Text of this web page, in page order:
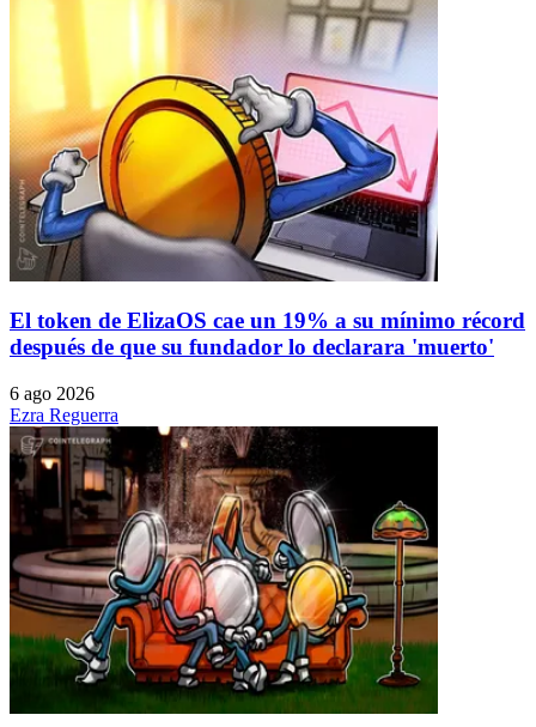
El token de ElizaOS cae un 19% a su mínimo récord
después de que su fundador lo declarara 'muerto'
6 ago 2026
Ezra Reguerra